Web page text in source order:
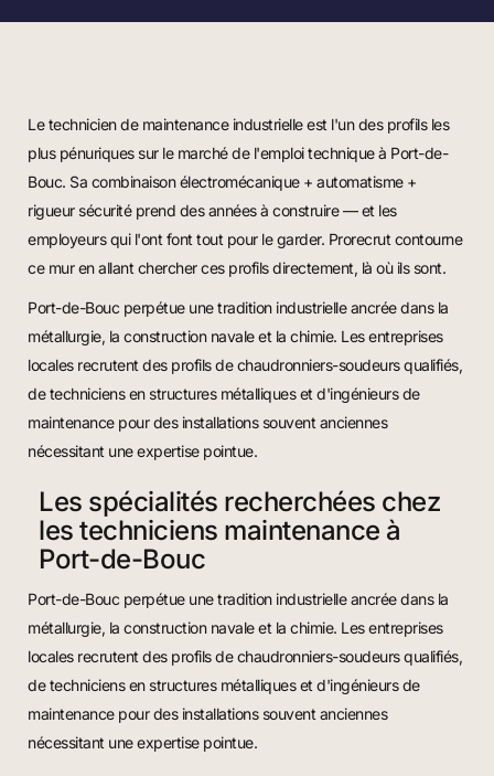
Le technicien de maintenance industrielle est l'un des profils les
plus pénuriques sur le marché de l'emploi technique à Port-de-
Bouc. Sa combinaison électromécanique + automatisme +
rigueur sécurité prend des années à construire — et les
employeurs qui l'ont font tout pour le garder. Prorecrut contourne
ce mur en allant chercher ces profils directement, là où ils sont.
Port-de-Bouc perpétue une tradition industrielle ancrée dans la
métallurgie, la construction navale et la chimie. Les entreprises
locales recrutent des profils de chaudronniers-soudeurs qualifiés,
de techniciens en structures métalliques et d'ingénieurs de
maintenance pour des installations souvent anciennes
nécessitant une expertise pointue.
Les spécialités recherchées chez
les techniciens maintenance à
Port-de-Bouc
Port-de-Bouc perpétue une tradition industrielle ancrée dans la
métallurgie, la construction navale et la chimie. Les entreprises
locales recrutent des profils de chaudronniers-soudeurs qualifiés,
de techniciens en structures métalliques et d'ingénieurs de
maintenance pour des installations souvent anciennes
nécessitant une expertise pointue.